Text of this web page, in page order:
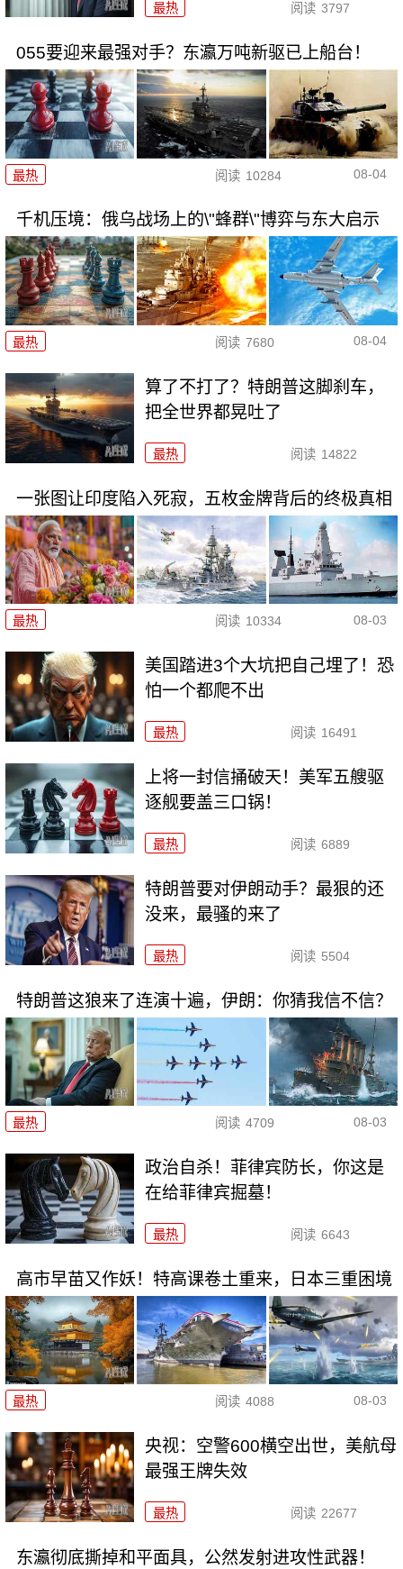
最热 阅读 3797
055要迎来最强对手？东瀛万吨新驱已上船台！
最热 阅读 10284 08-04
千机压境：俄乌战场上的\"蜂群\"博弈与东大启示
最热 阅读 7680 08-04
算了不打了？特朗普这脚刹车，
把全世界都晃吐了
最热 阅读 14822
一张图让印度陷入死寂，五枚金牌背后的终极真相
最热 阅读 10334 08-03
美国踏进3个大坑把自己埋了！恐
怕一个都爬不出
最热 阅读 16491
上将一封信捅破天！美军五艘驱
逐舰要盖三口锅！
最热 阅读 6889
特朗普要对伊朗动手？最狠的还
没来，最骚的来了
最热 阅读 5504
特朗普这狼来了连演十遍，伊朗：你猜我信不信？
最热 阅读 4709 08-03
政治自杀！菲律宾防长，你这是
在给菲律宾掘墓！
最热 阅读 6643
高市早苗又作妖！特高课卷土重来，日本三重困境
最热 阅读 4088 08-03
央视：空警600横空出世，美航母
最强王牌失效
最热 阅读 22677
东瀛彻底撕掉和平面具，公然发射进攻性武器！